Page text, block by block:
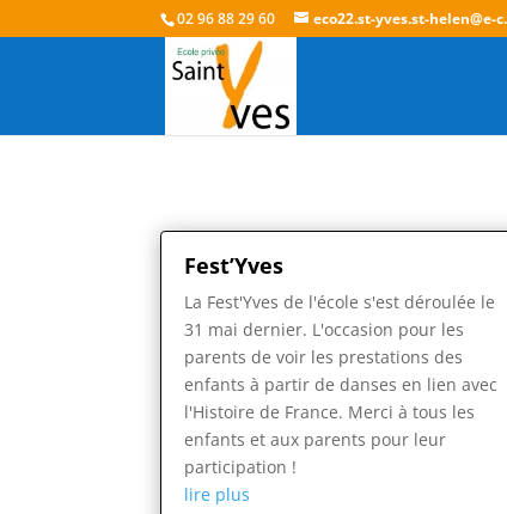
02 96 88 29 60 eco22.st-yves.st-helen@e-
Fest’Yves
La Fest'Yves de l'école s'est déroulée le
31 mai dernier. L'occasion pour les
parents de voir les prestations des
enfants à partir de danses en lien avec
l'Histoire de France. Merci à tous les
enfants et aux parents pour leur
participation !
lire plus